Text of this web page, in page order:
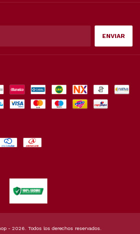
- 2026. Todos los derechos reservados.